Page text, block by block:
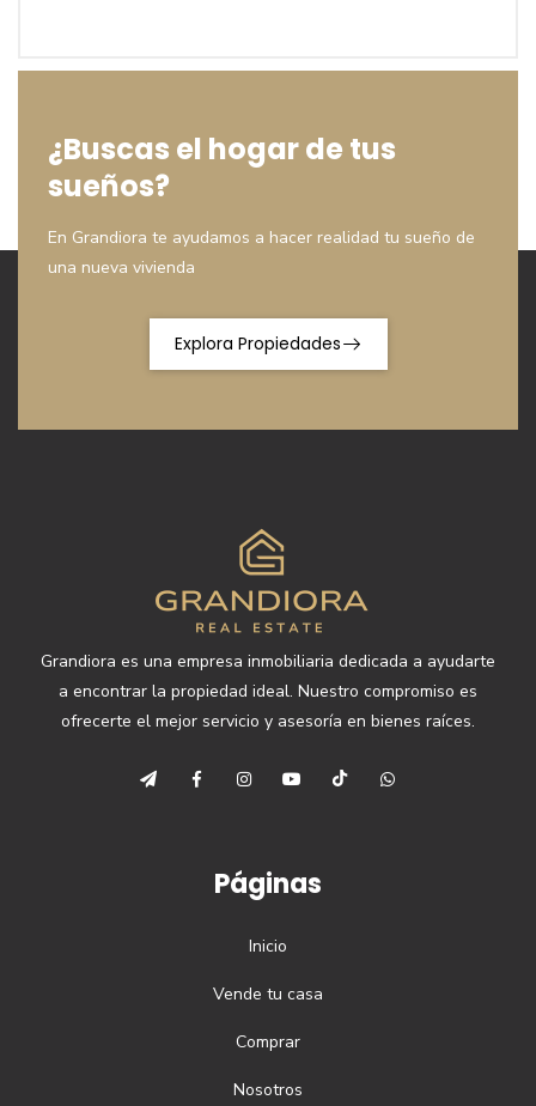
¿Buscas el hogar de tus
sueños?
En Grandiora te ayudamos a hacer realidad tu sueño de
una nueva vivienda
Explora Propiedades
Grandiora es una empresa inmobiliaria dedicada a ayudarte
a encontrar la propiedad ideal. Nuestro compromiso es
ofrecerte el mejor servicio y asesoría en bienes raíces.
Páginas
Inicio
Vende tu casa
Comprar
Nosotros